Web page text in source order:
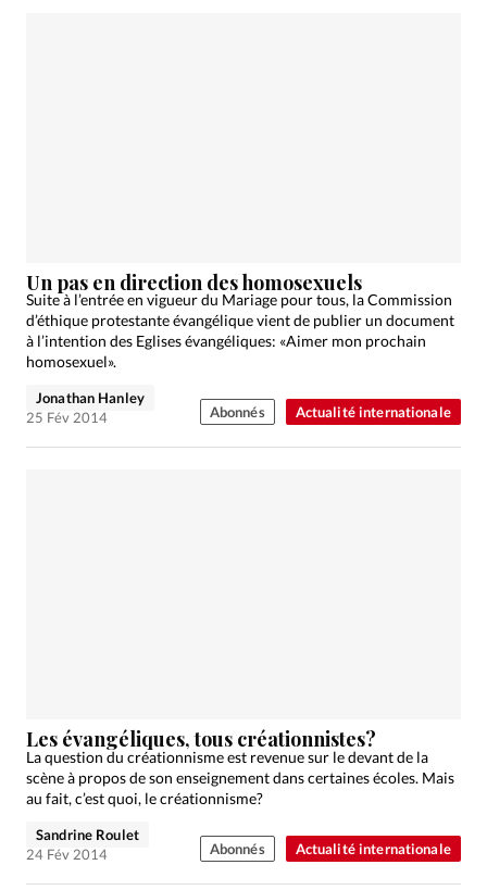
Actualité internationale
Un pas en direction des homosexuels
Suite à l’entrée en vigueur du Mariage pour tous, la Commission
d’éthique protestante évangélique vient de publier un document
à l’intention des Eglises évangéliques: «Aimer mon prochain
homosexuel».
Jonathan Hanley
25 Fév 2014
Abonnés
Actualité internationale
Les évangéliques, tous créationnistes?
La question du créationnisme est revenue sur le devant de la
scène à propos de son enseignement dans certaines écoles. Mais
au fait, c’est quoi, le créationnisme?
Sandrine Roulet
24 Fév 2014
Abonnés